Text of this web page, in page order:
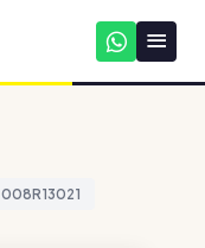
008R13021